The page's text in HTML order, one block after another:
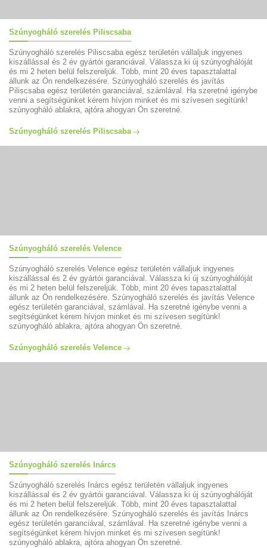
Szúnyogháló szerelés Piliscsaba
Szúnyogháló szerelés Piliscsaba egész területén vállaljuk ingyenes
kiszállással és 2 év gyártói garanciával. Válassza ki új szúnyoghálóját
és mi 2 heten belül felszereljük. Több, mint 20 éves tapasztalattal
állunk az Ön rendelkezésére. Szúnyogháló szerelés és javítás
Piliscsaba egész területén garanciával, számlával. Ha szeretné igénybe
venni a segítségünket kérem hívjon minket és mi szívesen segítünk!
szúnyogháló ablakra, ajtóra ahogyan Ön szeretné.
Szúnyogháló szerelés Piliscsaba
Szúnyogháló szerelés Velence
Szúnyogháló szerelés Velence egész területén vállaljuk ingyenes
kiszállással és 2 év gyártói garanciával. Válassza ki új szúnyoghálóját
és mi 2 heten belül felszereljük. Több, mint 20 éves tapasztalattal
állunk az Ön rendelkezésére. Szúnyogháló szerelés és javítás Velence
egész területén garanciával, számlával. Ha szeretné igénybe venni a
segítségünket kérem hívjon minket és mi szívesen segítünk!
szúnyogháló ablakra, ajtóra ahogyan Ön szeretné.
Szúnyogháló szerelés Velence
Szúnyogháló szerelés Inárcs
Szúnyogháló szerelés Inárcs egész területén vállaljuk ingyenes
kiszállással és 2 év gyártói garanciával. Válassza ki új szúnyoghálóját
és mi 2 heten belül felszereljük. Több, mint 20 éves tapasztalattal
állunk az Ön rendelkezésére. Szúnyogháló szerelés és javítás Inárcs
egész területén garanciával, számlával. Ha szeretné igénybe venni a
segítségünket kérem hívjon minket és mi szívesen segítünk!
szúnyogháló ablakra, ajtóra ahogyan Ön szeretné.